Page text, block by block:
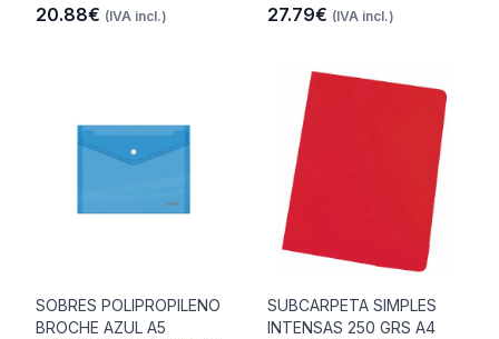
20.88€ (IVA incl.) 27.79€ (IVA incl.)
SOBRES POLIPROPILENO
BROCHE AZUL A5
SUBCARPETA SIMPLES
INTENSAS 250 GRS A4